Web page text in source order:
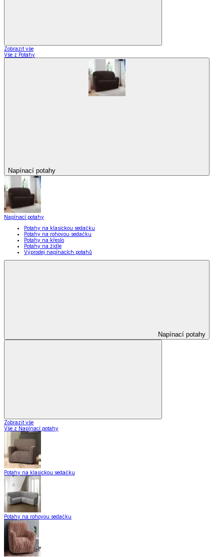
Zobrazit vše
Vše z Potahy
Napínací potahy
Napínací potahy
Potahy na klasickou sedačku
Potahy na rohovou sedačku
Potahy na křeslo
Potahy na židle
Výprodej napínacích potahů
Napínací potahy
Zobrazit vše
Vše z Napínací potahy
Potahy na klasickou sedačku
Potahy na rohovou sedačku